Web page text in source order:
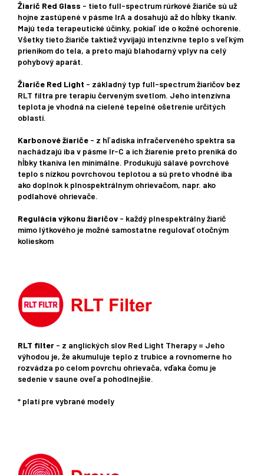
Žiarič Red Glass - tieto full-spectrum rúrkové žiariče sú už
hojne zastúpené v pásme IrA a dosahujú až do hĺbky tkanív.
Majú teda terapeutické účinky, pokiaľ ide o kožné ochorenie.
Všetky tieto žiariče taktiež vyvíjajú intenzívne teplo s veľkým
prienikom do tela, a preto majú blahodarný vplyv na celý
pohybový aparát.
Žiariče Red Light - základný typ full-spectrum žiaričov bez
RLT filtra pre terapiu červeným svetlom. Jeho intenzívna
teplota je vhodná na cielené tepelné ošetrenie určitých
oblastí.
Karbonové žiariče - z hľadiska infračerveného spektra sa
nachádzajú iba v pásme Ir-C a ich žiarenie preto preniká do
hĺbky tkaniva len minimálne. Produkujú sálavé povrchové
teplo s nízkou povrchovou teplotou a sú preto vhodné iba
ako doplnok k plnospektrálnym ohrievačom, napr. ako
podlahové ohrievače.
Regulácia výkonu žiaričov - každý plnespektrálny žiarič
mimo lýtkového je možné samostatne regulovať otočným
kolieskom
RLT filter - z anglických slov Red Light Therapy = Jeho
výhodou je, že akumuluje teplo z trubice a rovnomerne ho
rozvádza po celom povrchu ohrievača, vďaka čomu je
sedenie v saune oveľa pohodlnejšie.
* platí pre vybrané modely